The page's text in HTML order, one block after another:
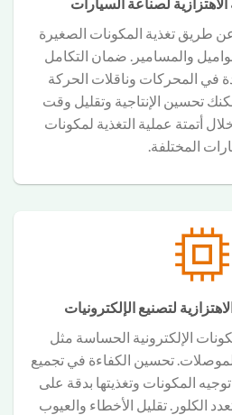
طريق تغذية المكونات الصغيرة
والمسامير. ضمان التكامل
في المحركات وناقلات الحركة
تحسين الإنتاجية وتقليل وقت
أتمتة عملية التغذية لمكونات
المختلفة.
لتصنيع الإلكترونيات
الإلكترونية الحساسة مثل
تحسين الكفاءة في تجميع
المكونات وتغذيتها بدقة على
الكلور. تقليل الأخطاء والعيوب